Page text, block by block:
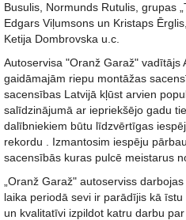
Busulis, Normunds Rutulis, grupas
Edgars Viļumsons un Kristaps
Ketija Dombrovska u.c.
Autoservisa "Oranž Garaž" vadītājs
gaidāmajām riepu montāžas
sacensības Latvijā kļūst arvien
salīdzinājumā ar iepriekšējo gadu
dalībniekiem būtu līdzvērtīgas
rekordu . Izmantosim iespēju
sacensībās kuras pulcē meistarus
„Oranž Garaž" autoserviss
laika periodā sevi ir parādījis kā
un kvalitatīvi izpildot katru darbu